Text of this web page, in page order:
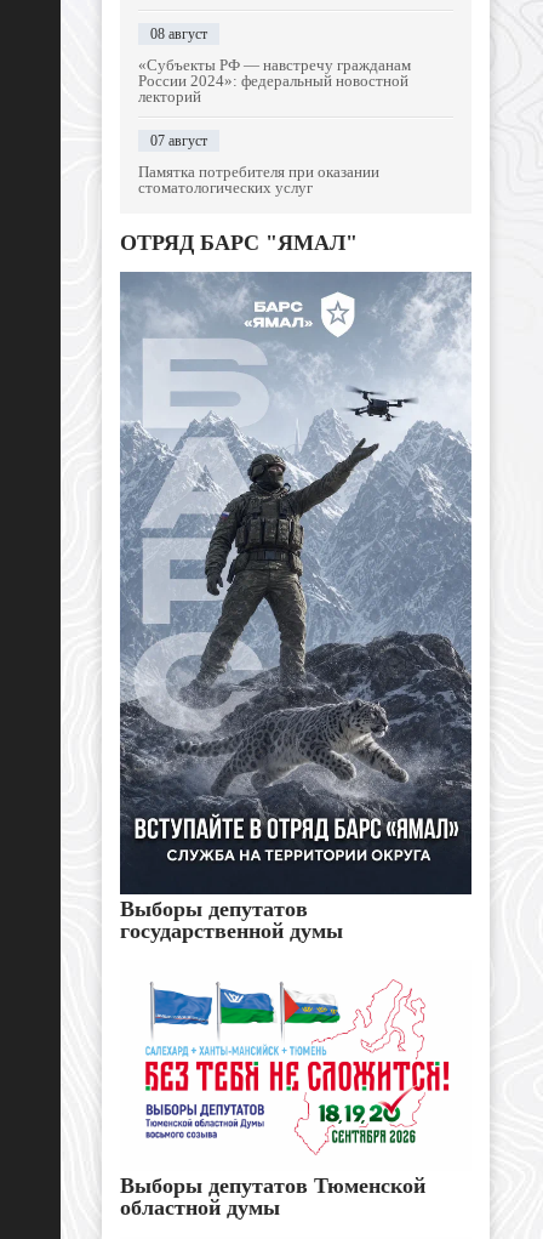
08 август
«Субъекты РФ — навстречу гражданам
России 2024»: федеральный новостной
лекторий
07 август
Памятка потребителя при оказании
стоматологических услуг
ОТРЯД БАРС "ЯМАЛ"
Выборы депутатов
государственной думы
Выборы депутатов Тюменской
областной думы